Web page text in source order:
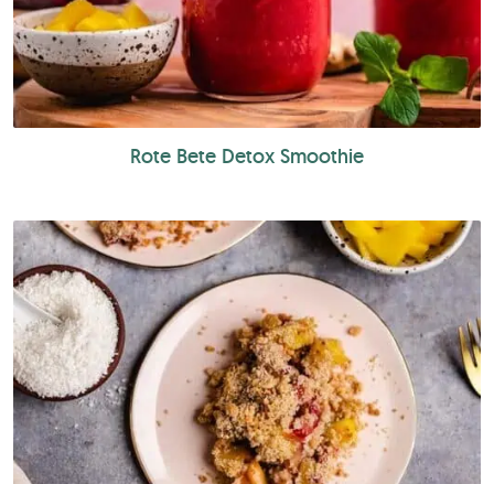
Rote Bete Detox Smoothie